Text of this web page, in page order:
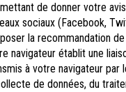
de donner votre
sociaux (Facebook,
la recommandation
navigateur établit une
à votre navigateur par
de données, du